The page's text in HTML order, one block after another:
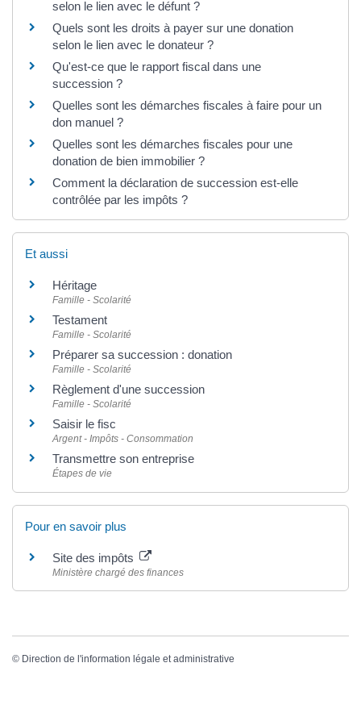
selon le lien avec le défunt ?
Quels sont les droits à payer sur une donation
selon le lien avec le donateur ?
Qu'est-ce que le rapport fiscal dans une
succession ?
Quelles sont les démarches fiscales à faire pour un
don manuel ?
Quelles sont les démarches fiscales pour une
donation de bien immobilier ?
Comment la déclaration de succession est-elle
contrôlée par les impôts ?
Et aussi
Héritage
Famille - Scolarité
Testament
Famille - Scolarité
Préparer sa succession : donation
Famille - Scolarité
Règlement d'une succession
Famille - Scolarité
Saisir le fisc
Argent - Impôts - Consommation
Transmettre son entreprise
Étapes de vie
Pour en savoir plus
Site des impôts
Ministère chargé des finances
© Direction de l'information légale et administrative